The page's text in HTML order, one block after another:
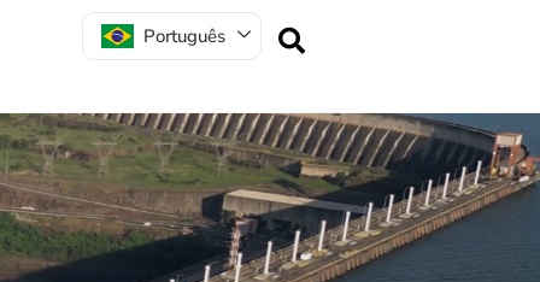
Português